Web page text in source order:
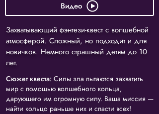
Видео
Захватывающий фэнтези-квест с волшебной
атмосферой. Сложный, но подходит и для
новичков. Немного страшный детям до 10
лет.
Сюжет квеста: Силы зла пытаются захватить
мир с помощью волшебного кольца,
дарующего им огромную силу. Ваша миссия —
найти кольцо раньше них и спасти всех!